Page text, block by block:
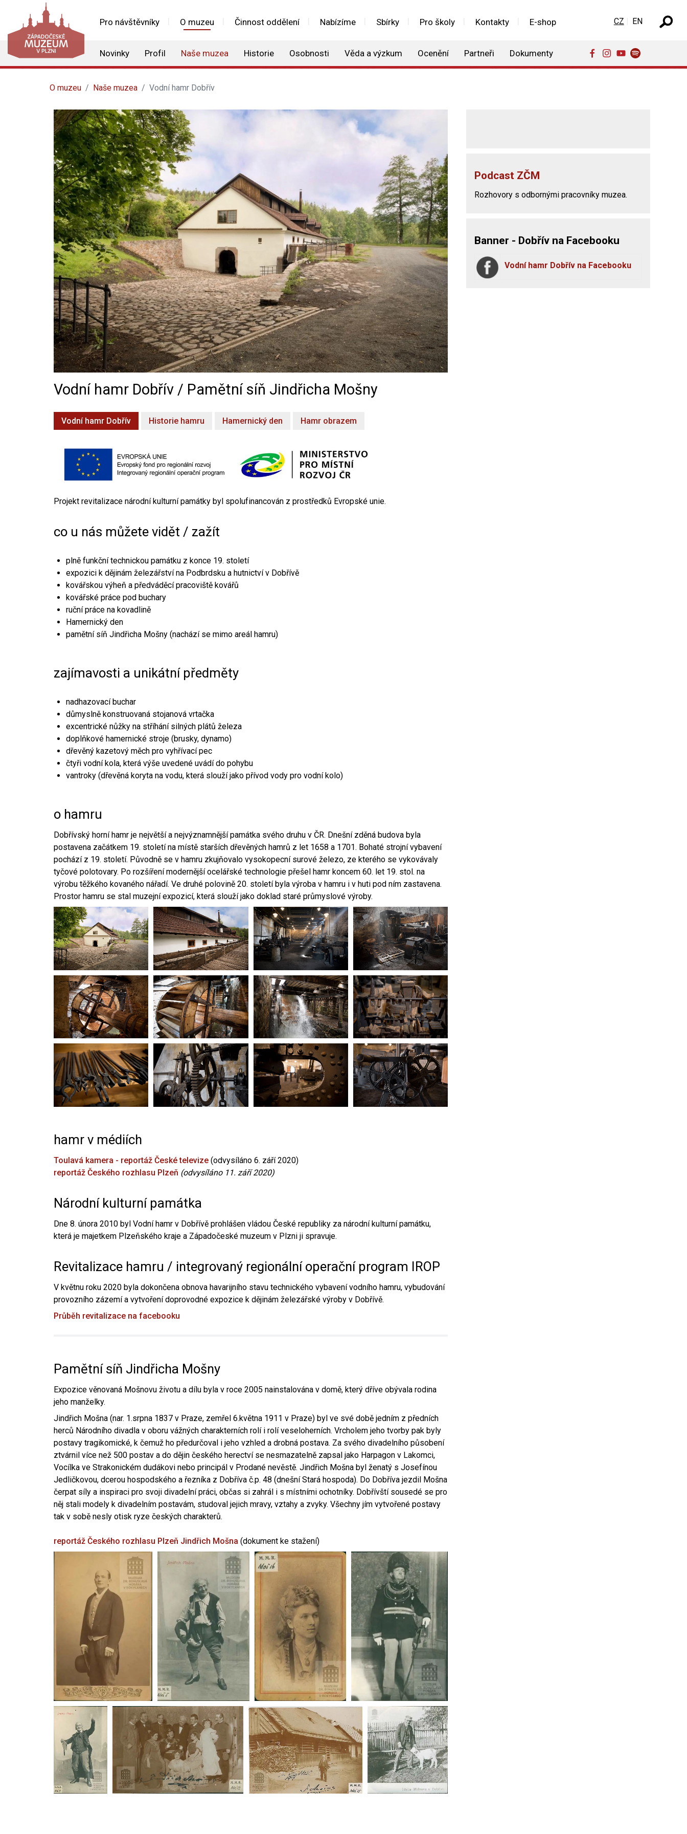
Pro návštěvníky O muzeu Činnost oddělení Nabízíme Sbírky Pro školy Kontakty E-shop
Novinky Profil Naše muzea Historie Osobnosti Věda a výzkum Ocenění Partneři Dokumenty
Zvolte jazyk
CZ EN
O muzeu Naše muzea Vodní hamr Dobřív
Vodní hamr Dobřív / Pamětní síň Jindřicha Mošny
Vodní hamr Dobřív Historie hamru Hamernický den Hamr obrazem
Projekt revitalizace národní kulturní památky byl spolufinancován z prostředků Evropské unie.
co u nás můžete vidět / zažít
plně funkční technickou památku z konce 19. století
expozici k dějinám železářství na Podbrdsku a hutnictví v Dobřívě
kovářskou výheň a předváděcí pracoviště kovářů
kovářské práce pod buchary
ruční práce na kovadlině
Hamernický den
pamětní síň Jindřicha Mošny (nachází se mimo areál hamru)
zajímavosti a unikátní předměty
nadhazovací buchar
důmyslně konstruovaná stojanová vrtačka
excentrické nůžky na stříhání silných plátů železa
doplňkové hamernické stroje (brusky, dynamo)
dřevěný kazetový měch pro vyhřívací pec
čtyři vodní kola, která výše uvedené uvádí do pohybu
vantroky (dřevěná koryta na vodu, která slouží jako přívod vody pro vodní kolo)
o hamru
Dobřívský horní hamr je největší a nejvýznamnější památka svého druhu v ČR. Dnešní zděná budova byla
postavena začátkem 19. století na místě starších dřevěných hamrů z let 1658 a 1701. Bohaté strojní vybavení
pochází z 19. století. Původně se v hamru zkujňovalo vysokopecní surové železo, ze kterého se vykovávaly
tyčové polotovary. Po rozšíření modernější ocelářské technologie přešel hamr koncem 60. let 19. stol. na
výrobu těžkého kovaného nářadí. Ve druhé polovině 20. století byla výroba v hamru i v huti pod ním zastavena.
Prostor hamru se stal muzejní expozicí, která slouží jako doklad staré průmyslové výroby.
hamr v médiích
Toulavá kamera - reportáž České televize (odvysíláno 6. září 2020)
reportáž Českého rozhlasu Plzeň (odvysíláno 11. září 2020)
Národní kulturní památka
Dne 8. února 2010 byl Vodní hamr v Dobřívě prohlášen vládou České republiky za národní kulturní památku,
která je majetkem Plzeňského kraje a Západočeské muzeum v Plzni ji spravuje.
Revitalizace hamru / integrovaný regionální operační program IROP
V květnu roku 2020 byla dokončena obnova havarijního stavu technického vybavení vodního hamru, vybudování
provozního zázemí a vytvoření doprovodné expozice k dějinám železářské výroby v Dobřívě.
Průběh revitalizace na facebooku
Pamětní síň Jindřicha Mošny
Expozice věnovaná Mošnovu životu a dílu byla v roce 2005 nainstalována v domě, který dříve obývala rodina
jeho manželky.
Jindřich Mošna (nar. 1.srpna 1837 v Praze, zemřel 6.května 1911 v Praze) byl ve své době jedním z předních
herců Národního divadla v oboru vážných charakterních rolí i rolí veseloherních. Vrcholem jeho tvorby pak byly
postavy tragikomické, k čemuž ho předurčoval i jeho vzhled a drobná postava. Za svého divadelního působení
ztvárnil více než 500 postav a do dějin českého herectví se nesmazatelně zapsal jako Harpagon v Lakomci,
Vocílka ve Strakonickém dudákovi nebo principál v Prodané nevěstě. Jindřich Mošna byl ženatý s Josefínou
Jedličkovou, dcerou hospodského a řezníka z Dobříva č.p. 48 (dnešní Stará hospoda). Do Dobříva jezdil Mošna
čerpat síly a inspiraci pro svoji divadelní práci, občas si zahrál i s místními ochotníky. Dobřívští sousedé se pro
něj stali modely k divadelním postavám, studoval jejich mravy, vztahy a zvyky. Všechny jím vytvořené postavy
tak v sobě nesly otisk ryze českých charakterů.
reportáž Českého rozhlasu Plzeň Jindřich Mošna (dokument ke stažení)
Podcast ZČM
Rozhovory s odbornými pracovníky muzea.
Banner - Dobřív na Facebooku
Vodní hamr Dobřív na Facebooku